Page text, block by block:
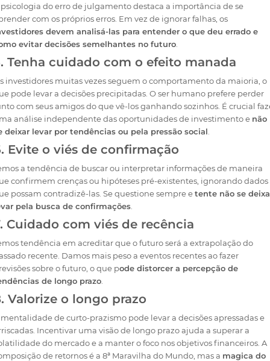
psicologia do erro de julgamento destaca a importância de se
com os próprios erros. Em vez de ignorar falhas, os
devem analisá-las para entender o que deu errado e
evitar decisões semelhantes no futuro.
Tenha cuidado com o efeito manada
investidores muitas vezes seguem o comportamento da maioria, o
pode levar a decisões precipitadas. O ser humano prefere perder
com seus amigos do que vê-los ganhando sozinhos. É crucial
análise independente das oportunidades de investimento e não
deixar levar por tendências ou pela pressão social
Evite o viés de confirmação
a tendência de buscar ou interpretar informações de maneira
confirmem crenças ou hipóteses pré-existentes, ignorando dados
possam contradizê-las. Se questione sempre etente não se
pela busca de confirmações.
Cuidado com viés de recência
tendência em acreditar que o futuro será a extrapolação do
recente. Damos mais peso a eventos recentes ao fazer
sobre o futuro, o que pode distorcer a percepção de
de longo prazo.
Valorize o longo prazo
mentalidade de curto-prazismo pode levar a decisões apressadas e
Incentivar uma visão de longo prazo ajuda a superar a
do mercado e a manter o foco nos objetivos financeiros. A
de retornos é a 8ª Maravilha do Mundo, mas a magica do